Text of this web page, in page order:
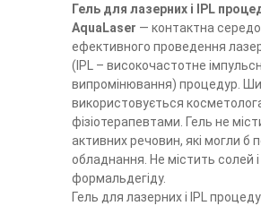
Гель для лазерних і IPL
AquaLaser ― контактна
ефективного проведення
(IPL – високочастотне
випромінювання) процедур.
використовується
фізіотерапевтами. Гель не
активних речовин, які могли б
обладнання. Не містить солей і
формальдегіду.
Гель для лазерних і IPL